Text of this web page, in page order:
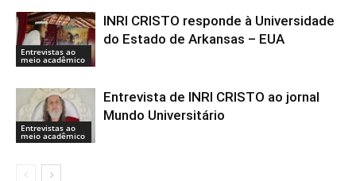
Entrevistas ao
meio acadêmico
INRI CRISTO responde à Universidade
do Estado de Arkansas – EUA
Entrevistas ao
meio acadêmico
Entrevista de INRI CRISTO ao jornal
Mundo Universitário